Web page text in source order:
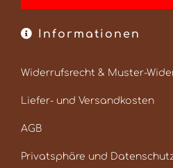
Informationen
Widerrufsrecht & Muster-
Liefer- und Versandkosten
AGB
Privatsphäre und